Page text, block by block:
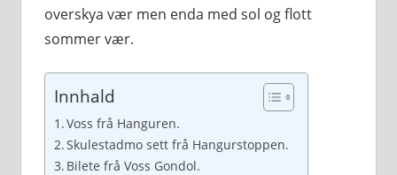
overskya vær men enda med sol og flott
sommer vær.
Innhald
Voss frå Hanguren.
Skulestadmo sett frå Hangurstoppen.
Bilete frå Voss Gondol.